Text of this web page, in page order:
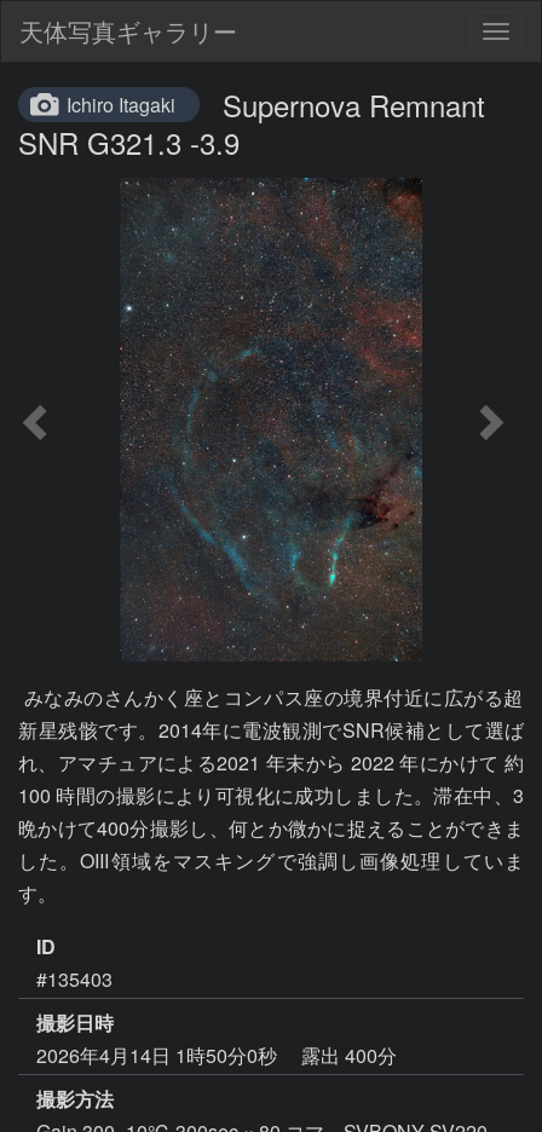
天体写真ギャラリー
Ichiro Itagaki
Supernova Remnant
SNR G321.3 -3.9
新星残骸です。2014年に電波観測でSNR候補として選ば
れ、アマチュアによる2021 年末から 2022 年にかけて 約
100 時間の撮影により可視化に成功しました。滞在中、3
晩かけて400分撮影し、何とか微かに捉えることができま
した。OIII領域をマスキングで強調し画像処理していま
す。
ID
#135403
撮影日時
2026年4月14日 1時50分0秒
露出 400分
撮影方法